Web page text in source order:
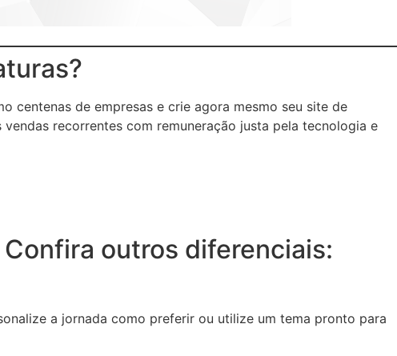
centenas de empresas e crie agora mesmo seu site de
recorrentes com remuneração justa pela tecnologia e
outros diferenciais:
a jornada como preferir ou utilize um tema pronto para